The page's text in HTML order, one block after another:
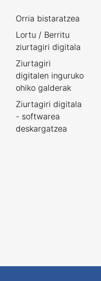
Orria bistaratzea
Lortu / Berritu
ziurtagiri digitala
Ziurtagiri
digitalen inguruko
ohiko galderak
Ziurtagiri digitala
- softwarea
deskargatzea